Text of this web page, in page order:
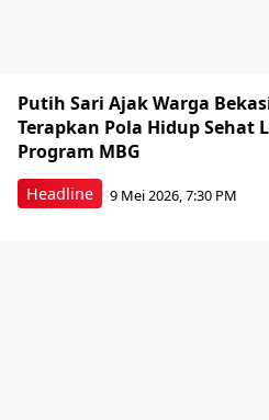
Headline
Putih Sari Ajak Warga
Terapkan Pola Hidup Sehat
Program MBG
9 Mei 2026, 7:30 PM